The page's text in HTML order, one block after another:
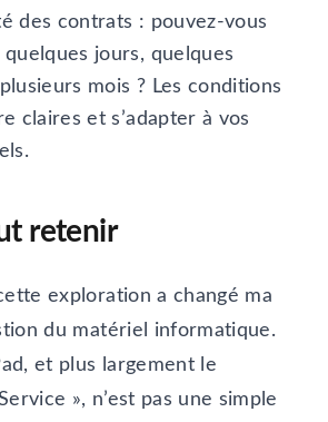
des contrats : pouvez-vous
quelques jours, quelques
mois ? Les conditions
claires et s’adapter à vos
retenir
exploration a changé ma
du matériel informatique.
et plus largement le
», n’est pas une simple